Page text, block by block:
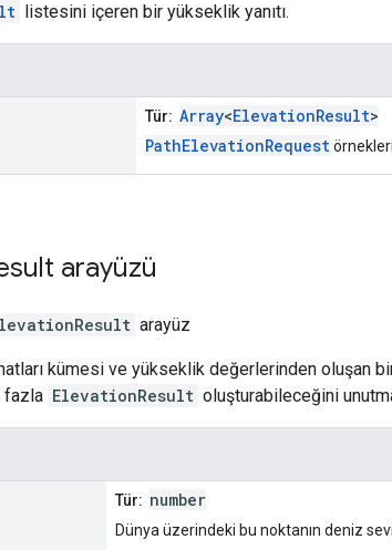
listesini içeren bir yükseklik yanıtı.
Tür: Array<ElevationResult>
PathElevationRequest
arayüzü
arayüz
kümesi ve yükseklik değerlerinden oluşan
fazla ElevationResult oluşturabileceğini
Tür: number
Dünya üzerindeki bu noktanın deniz